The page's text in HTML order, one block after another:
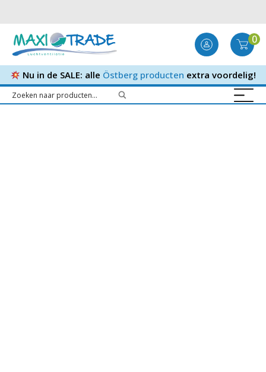
0
Nu in de SALE: alle Östberg producten extra voordelig!